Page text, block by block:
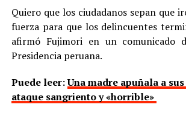
Quiero que los ciudadanos sepan que
fuerza para que los delincuentes
afirmó Fujimori en un comunicado
Presidencia peruana.
Puede leer:Una madre apuñala a
ataque sangriento y «horrible»